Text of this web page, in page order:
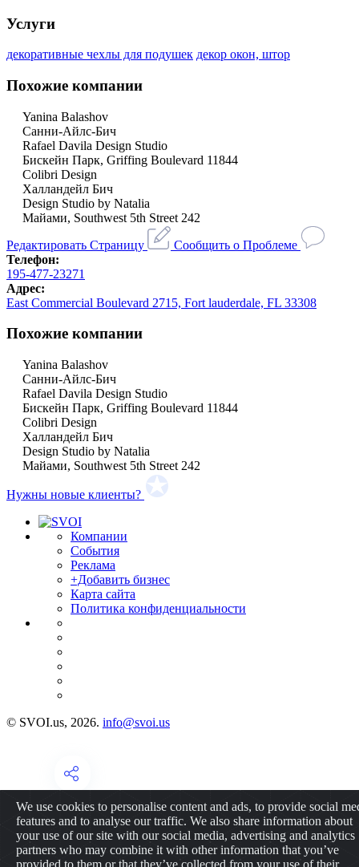
Услуги
декоративные чехлы для подушек декор окон, штор
Похожие компании
Yanina Balashov
Санни-Айлс-Бич
Rafael Davila Design Studio
Бискейн Парк, Griffing Boulevard 11844
Colibri Design
Халландейл Бич
Design Studio by Natalia
Майами, Southwest 5th Street 242
Редактировать Страницу
Сообщить о Проблеме
Телефон:
195-477-23271
Адрес:
East Commercial Boulevard 2715, Fort lauderdale, FL 33308
Похожие компании
Yanina Balashov
Санни-Айлс-Бич
Rafael Davila Design Studio
Бискейн Парк, Griffing Boulevard 11844
Colibri Design
Халландейл Бич
Design Studio by Natalia
Майами, Southwest 5th Street 242
Нужны новые клиенты?
Компании
События
Реклама
+Добавить бизнес
Карта сайта
Политика конфиденциальности
© SVOI.us, 2026. info@svoi.us
We use cookies to personalise content and ads, to provide social
features and to analyse our traffic. We also share information about
your use of our site with our social media, advertising and analytics
partners who may combine it with other information that you’ve
provided to them or that they’ve collected from your use of their